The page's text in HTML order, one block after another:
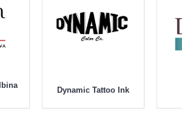
Dynamic Tattoo Ink